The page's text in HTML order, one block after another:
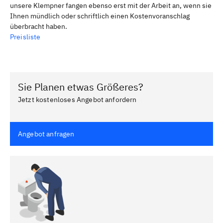
unsere Klempner fangen ebenso erst mit der Arbeit an, wenn sie
Ihnen mündlich oder schriftlich einen Kostenvoranschlag
überbracht haben.
Preisliste
Sie Planen etwas Größeres?
Jetzt kostenloses Angebot anfordern
Angebot anfragen